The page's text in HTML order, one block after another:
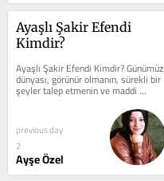
Ayaşlı Şakir Efendi
Kimdir?
Ayaşlı Şakir Efendi Kimdir? Günümüz
dünyası, görünür olmanın, sürekli bir
şeyler talep etmenin ve maddi
başarıların kutsandığı bir...
previous day
2
Ayşe Özel